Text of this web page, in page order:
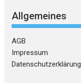
Allgemeines
AGB
Impressum
Datenschutzerklärung